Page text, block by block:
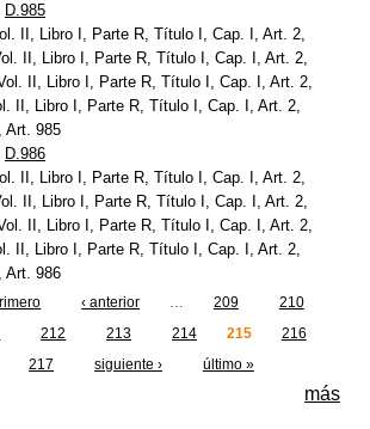
D.985
II, Libro I, Parte R, Título I, Cap. I, Art. 2,
II, Libro I, Parte R, Título I, Cap. I, Art. 2,
II, Libro I, Parte R, Título I, Cap. I, Art. 2,
II, Libro I, Parte R, Título I, Cap. I, Art. 2,
Art. 985
D.986
II, Libro I, Parte R, Título I, Cap. I, Art. 2,
II, Libro I, Parte R, Título I, Cap. I, Art. 2,
II, Libro I, Parte R, Título I, Cap. I, Art. 2,
II, Libro I, Parte R, Título I, Cap. I, Art. 2,
Art. 986
‹ anterior … 209
210
212 213 214 215
216
217
siguiente › último »
más